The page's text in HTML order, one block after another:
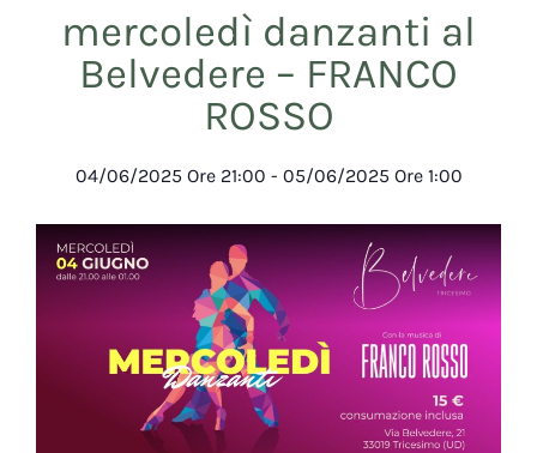
mercoledì danzanti al
Belvedere – FRANCO
ROSSO
04/06/2025 Ore 21:00 - 05/06/2025 Ore 1:00